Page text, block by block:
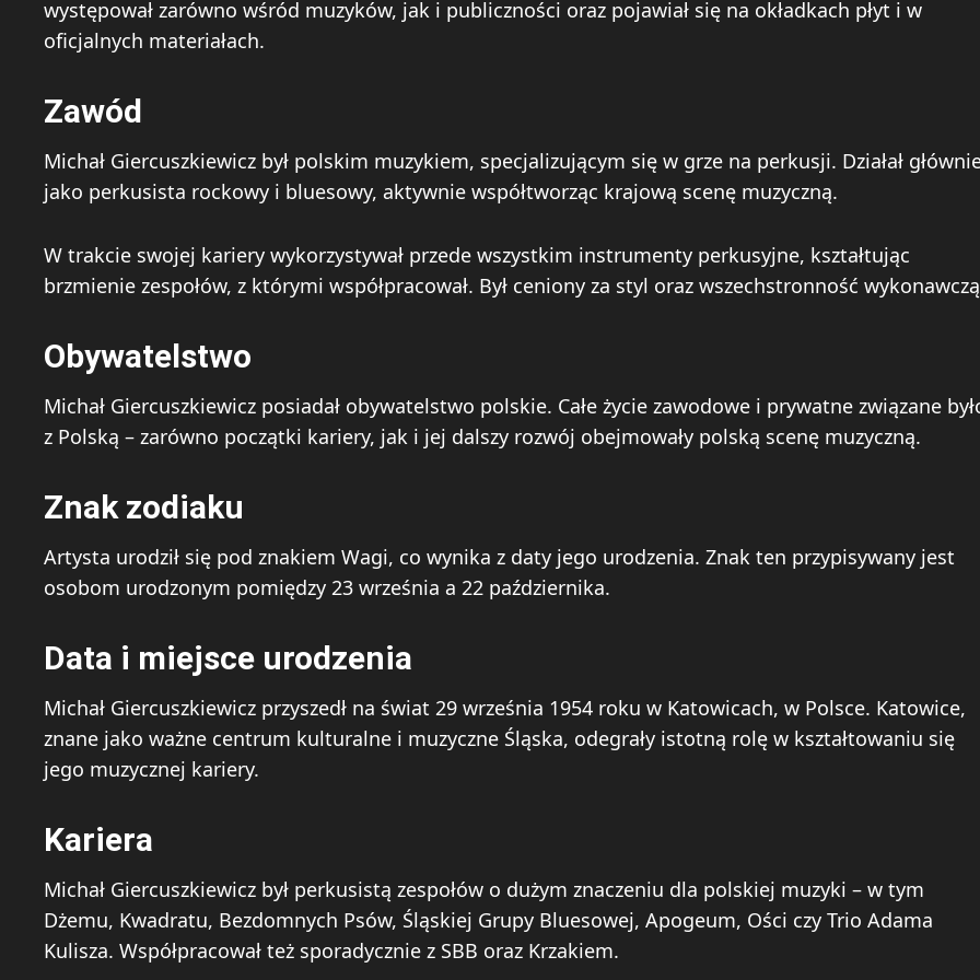
występował zarówno wśród muzyków, jak i publiczności oraz pojawiał się na okładkach płyt i w
oficjalnych materiałach.
Zawód
Michał Giercuszkiewicz był polskim muzykiem, specjalizującym się w grze na perkusji. Działał
jako perkusista rockowy i bluesowy, aktywnie współtworząc krajową scenę muzyczną.
W trakcie swojej kariery wykorzystywał przede wszystkim instrumenty perkusyjne, kształtując
brzmienie zespołów, z którymi współpracował. Był ceniony za styl oraz wszechstronność
Obywatelstwo
Michał Giercuszkiewicz posiadał obywatelstwo polskie. Całe życie zawodowe i prywatne związane
z Polską – zarówno początki kariery, jak i jej dalszy rozwój obejmowały polską scenę muzyczną.
Znak zodiaku
Artysta urodził się pod znakiem Wagi, co wynika z daty jego urodzenia. Znak ten przypisywany jest
osobom urodzonym pomiędzy 23 września a 22 października.
Data i miejsce urodzenia
Michał Giercuszkiewicz przyszedł na świat 29 września 1954 roku w Katowicach, w Polsce. Katowice,
znane jako ważne centrum kulturalne i muzyczne Śląska, odegrały istotną rolę w kształtowaniu się
jego muzycznej kariery.
Kariera
Michał Giercuszkiewicz był perkusistą zespołów o dużym znaczeniu dla polskiej muzyki – w tym
Dżemu, Kwadratu, Bezdomnych Psów, Śląskiej Grupy Bluesowej, Apogeum, Ości czy Trio Adama
Kulisza. Współpracował też sporadycznie z SBB oraz Krzakiem.